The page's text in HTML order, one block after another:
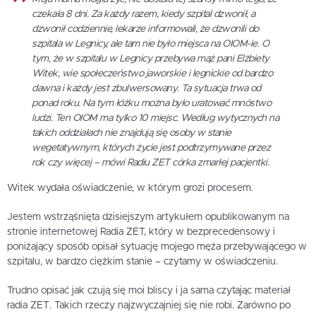
czekała 8 dni. Za każdy razem, kiedy szpital dzwonił, a
dzwonił codziennie, lekarze informowali, że dzwonili do
szpitala w Legnicy, ale tam nie było miejsca na OIOM-ie. O
tym, że w szpitalu w Legnicy przebywa mąż pani Elżbiety
Witek, wie społeczeństwo jaworskie i legnickie od bardzo
dawna i każdy jest zbulwersowany. Ta sytuacja trwa od
ponad roku. Na tym łóżku można było uratować mnóstwo
ludzi. Ten OIOM ma tylko 10 miejsc. Według wytycznych na
takich oddziałach nie znajdują się osoby w stanie
wegetatywnym, których życie jest podtrzymywane przez
rok czy więcej – mówi Radiu ZET córka zmarłej pacjentki.
Witek wydała oświadczenie, w którym grozi procesem.
Jestem wstrząśnięta dzisiejszym artykułem opublikowanym na
stronie internetowej Radia ZET, który w bezprecedensowy i
poniżający sposób opisał sytuację mojego męża przebywającego w
szpitalu, w bardzo ciężkim stanie – czytamy w oświadczeniu.
Trudno opisać jak czują się moi bliscy i ja sama czytając materiał
radia ZET. Takich rzeczy najzwyczajniej się nie robi. Zarówno po